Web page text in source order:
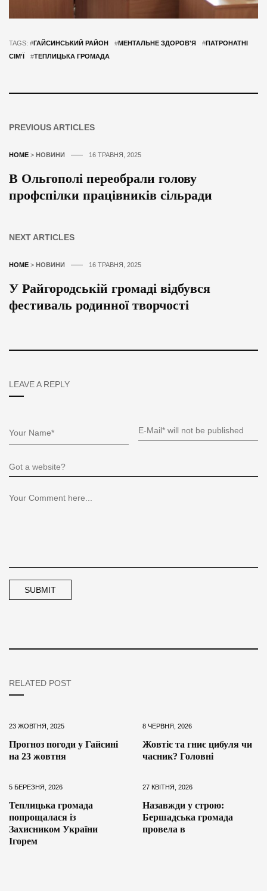
TAGS: #ГАЙСИНСЬКИЙ РАЙОН #МЕНТАЛЬНЕ ЗДОРОВ'Я #ПАТРОНАТНІ
СІМ'Ї
#ТЕПЛИЦЬКА ГРОМАДА
PREVIOUS ARTICLES
HOME > НОВИНИ 16 ТРАВНЯ, 2025
В Ольгополі переобрали голову
профспілки працівників сільради
NEXT ARTICLES
HOME > НОВИНИ 16 ТРАВНЯ, 2025
У Райгородській громаді відбувся
фестиваль родинної творчості
LEAVE A REPLY
RELATED POST
23 ЖОВТНЯ, 2025
Прогноз погоди у Гайсині
на 23 жовтня
8 ЧЕРВНЯ, 2026
Жовтіє та гниє цибуля чи
часник? Головні
5 БЕРЕЗНЯ, 2026
Теплицька громада
попрощалася із
Захисником України
Ігорем
27 КВІТНЯ, 2026
Назавжди у строю:
Бершадська громада
провела в